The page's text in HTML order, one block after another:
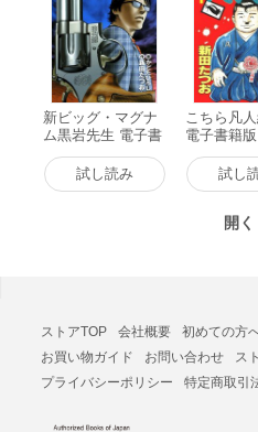
新ビッグ・マグナ
ム黒岩先生 電子書
籍版
試し読み
こちら凡
電子書籍版
試し
ストアTOP 会社概要 初めての方
お買い物ガイド
お問い合わせ
ス
プライバシーポリシー
特定商取引